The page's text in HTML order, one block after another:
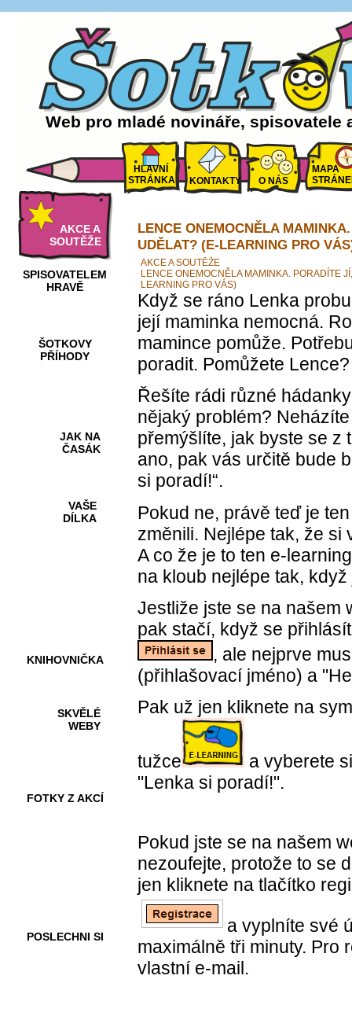
Web pro mladé novináře, spisovatele
HLAVNÍ
STRÁNKA
KONTAKTY O NÁS
MAPA
AKCE A
SOUTĚŽE
SPISOVATELEM
HRAVĚ
ŠOTKOVY
PŘÍHODY
JAK NA
ČASÁK
VAŠE
DÍLKA
KNIHOVNIČKA
SKVĚLÉ
WEBY
FOTKY Z AKCÍ
POSLECHNI SI
LENCE ONEMOCNĚLA
UDĚLAT? (E-LEARNING PRO
AKCE A SOUTĚŽE
LENCE ONEMOCNĚLA MAMINKA. PORADÍTE
LEARNING PRO VÁS)
Když se ráno Lenka
její maminka nemocná.
mamince pomůže.
poradit. Pomůžete Lence?
Řešíte rádi různé
nějaký problém?
přemýšlíte, jak byste se z
ano, pak vás určitě bude
si poradí!“.
Pokud ne, právě teď je
změnili. Nejlépe tak, že
A co že je to ten e-
na kloub nejlépe tak,
Jestliže jste se na našem
pak stačí, když se
, ale nejprve
(přihlašovací jméno) a
Pak už jen kliknete na
tužce
a vyberete
"Lenka si poradí!".
Pokud jste se na našem
nezoufejte, protože to se
jen kliknete na tlačítko
a vyplníte své
maximálně tři minuty. Pro
vlastní e-mail.